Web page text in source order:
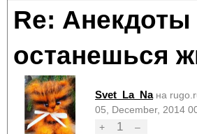
Re:
останешься
Svet_La_Na на
05, December, 2014
+
1 –